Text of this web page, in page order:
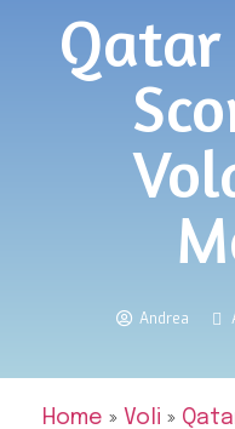
Andrea
Home » Voli »